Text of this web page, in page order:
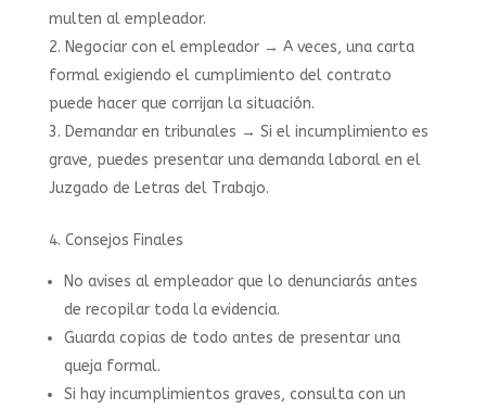
multen al empleador.
Negociar con el empleador → A veces, una carta
formal exigiendo el cumplimiento del contrato
puede hacer que corrijan la situación.
Demandar en tribunales → Si el incumplimiento es
grave, puedes presentar una demanda laboral en el
Juzgado de Letras del Trabajo.
4.⁠ ⁠Consejos Finales
No avises al empleador que lo denunciarás antes
de recopilar toda la evidencia.
Guarda copias de todo antes de presentar una
queja formal.
Si hay incumplimientos graves, consulta con un